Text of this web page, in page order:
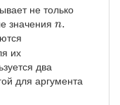
не только
значения n.
n.
их
два
для аргумента